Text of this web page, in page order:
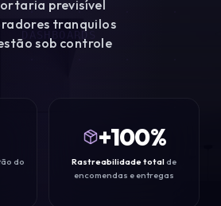
SMART BOX
DASHBOARDS
previsível
tranquilos
sob controle
do
+100%
Rastreabilidade totalde
encomendas e entregas